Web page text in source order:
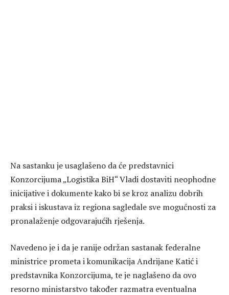
Na sastanku je usaglašeno da će predstavnici
Konzorcijuma „Logistika BiH“ Vladi dostaviti neophodne
inicijative i dokumente kako bi se kroz analizu dobrih
praksi i iskustava iz regiona sagledale sve mogućnosti za
pronalaženje odgovarajućih rješenja.
Navedeno je i da je ranije održan sastanak federalne
ministrice prometa i komunikacija Andrijane Katić i
predstavnika Konzorcijuma, te je naglašeno da ovo
resorno ministarstvo također razmatra eventualna